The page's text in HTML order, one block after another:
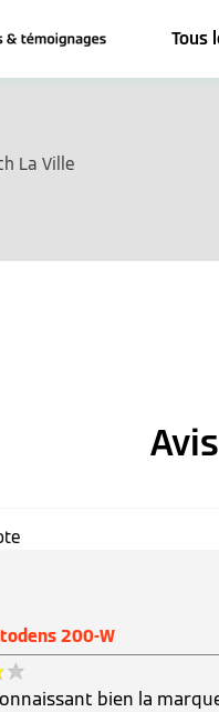
Tous
La Ville
200-W
bien la